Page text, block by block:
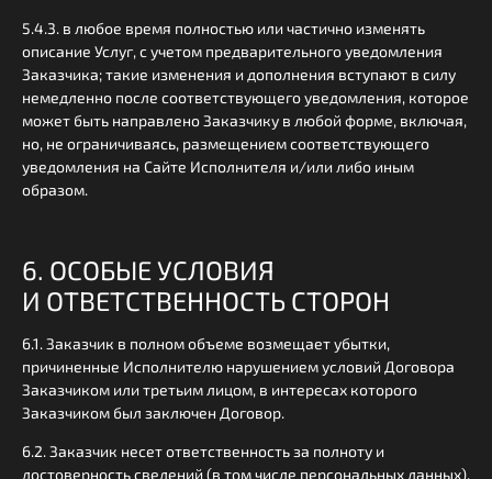
5.4.3. в любое время полностью или частично изменять
описание Услуг, с учетом предварительного уведомления
Заказчика; такие изменения и дополнения вступают в силу
немедленно после соответствующего уведомления, которое
может быть направлено Заказчику в любой форме, включая,
но, не ограничиваясь, размещением соответствующего
уведомления на Сайте Исполнителя и/или либо иным
образом.
6. ОСОБЫЕ УСЛОВИЯ
И ОТВЕТСТВЕННОСТЬ СТОРОН
6.1. Заказчик в полном объеме возмещает убытки,
причиненные Исполнителю нарушением условий Договора
Заказчиком или третьим лицом, в интересах которого
Заказчиком был заключен Договор.
6.2. Заказчик несет ответственность за полноту и
достоверность сведений (в том числе персональных данных),